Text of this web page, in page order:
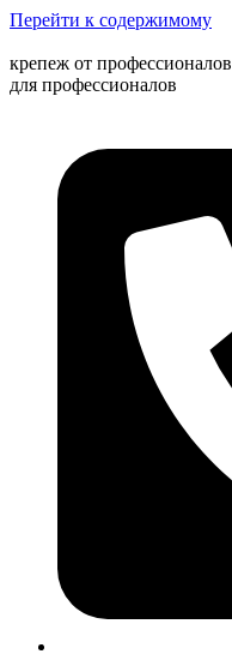
Перейти к содержимому
крепеж от профессионалов
для профессионалов